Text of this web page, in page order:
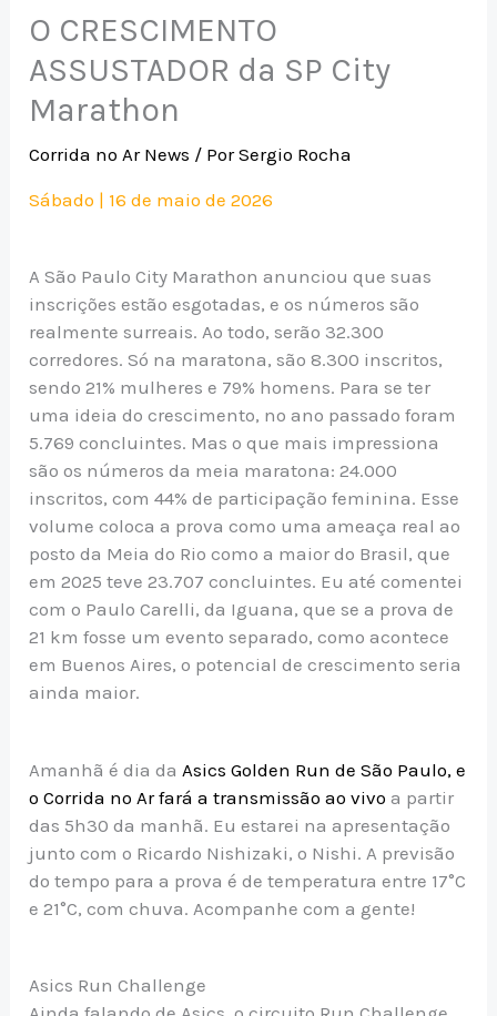
O CRESCIMENTO
ASSUSTADOR da SP City
Marathon
Corrida no Ar News / PorSergio Rocha
Sábado | 16 de maio de 2026
A São Paulo City Marathon anunciou que suas
inscrições estão esgotadas, e os números são
realmente surreais. Ao todo, serão 32.300
corredores. Só na maratona, são 8.300 inscritos,
sendo 21% mulheres e 79% homens. Para se ter
uma ideia do crescimento, no ano passado foram
5.769 concluintes. Mas o que mais impressiona
são os números da meia maratona: 24.000
inscritos, com 44% de participação feminina. Esse
volume coloca a prova como uma ameaça real ao
posto da Meia do Rio como a maior do Brasil, que
em 2025 teve 23.707 concluintes. Eu até comentei
com o Paulo Carelli, da Iguana, que se a prova de
21 km fosse um evento separado, como acontece
em Buenos Aires, o potencial de crescimento seria
ainda maior.
Amanhã é dia da Asics Golden Run de São Paulo, e
o Corrida no Ar fará a transmissão ao vivo a partir
das 5h30 da manhã. Eu estarei na apresentação
junto com o Ricardo Nishizaki, o Nishi. A previsão
do tempo para a prova é de temperatura entre 17°C
e 21°C, com chuva. Acompanhe com a gente!
Asics Run Challenge